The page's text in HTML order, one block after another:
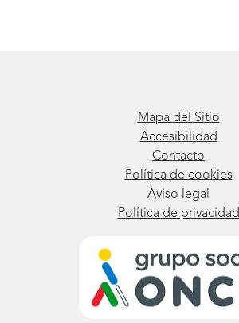
Mapa del Sitio
Accesibilidad
Contacto
Política de cookies
Aviso legal
Política de privacidad